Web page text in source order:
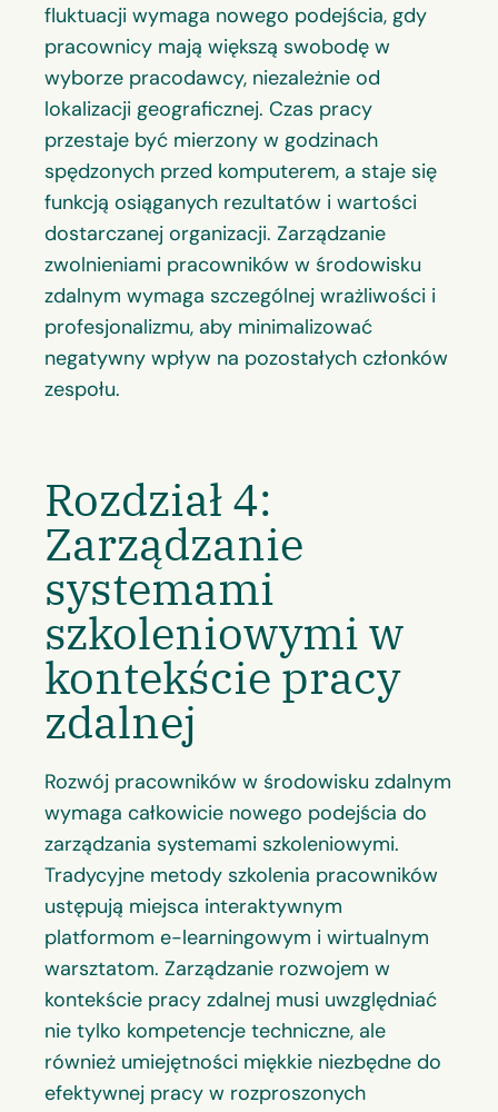
fluktuacji wymaga nowego podejścia, gdy
pracownicy mają większą swobodę w
wyborze pracodawcy, niezależnie od
lokalizacji geograficznej. Czas pracy
przestaje być mierzony w godzinach
spędzonych przed komputerem, a staje się
funkcją osiąganych rezultatów i wartości
dostarczanej organizacji. Zarządzanie
zwolnieniami pracowników w środowisku
zdalnym wymaga szczególnej wrażliwości i
profesjonalizmu, aby minimalizować
negatywny wpływ na pozostałych członków
zespołu.
Rozdział 4:
Zarządzanie
systemami
szkoleniowymi w
kontekście pracy
zdalnej
Rozwój pracowników w środowisku zdalnym
wymaga całkowicie nowego podejścia do
zarządzania systemami szkoleniowymi.
Tradycyjne metody szkolenia pracowników
ustępują miejsca interaktywnym
platformom e-learningowym i wirtualnym
warsztatom. Zarządzanie rozwojem w
kontekście pracy zdalnej musi uwzględniać
nie tylko kompetencje techniczne, ale
również umiejętności miękkie niezbędne do
efektywnej pracy w rozproszonych